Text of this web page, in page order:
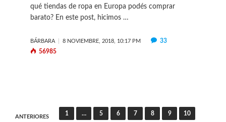
qué tiendas de ropa en Europa podés comprar
barato? En este post, hicimos …
BÁRBARA 8 NOVIEMBRE, 2018, 10:17 PM
33
56985
Paginación
ANTERIORES
1 … 5 6 7 8 9 10